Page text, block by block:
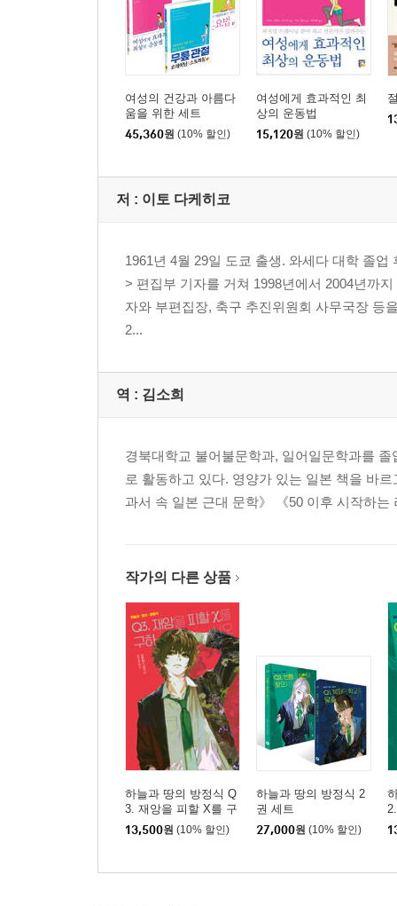
여성의 건강과 아름다
움을 위한 세트
45,360원 (10% 할인)
여성에게 효과적인 최
상의 운동법
15,120원 (10% 할인)
저 : 이토 다케히코
1961년 4월 29일 도쿄 출생. 와세다 대학 졸
> 편집부 기자를 거쳐 1998년에서 2004년까
자와 부편집장, 축구 추진위원회 사무국장 등
2...
역 : 김소희
경북대학교 불어불문학과, 일어일문학과를
로 활동하고 있다. 영양가 있는 일본 책을 바
과서 속 일본 근대 문학》 《50 이후 시작하
작가의 다른 상품
하늘과 땅의 방정식 Q
3. 재앙을 피할 X를 구
하시오
13,500원 (10% 할인)
하늘과 땅의 방정식 2
권 세트
27,000원 (10% 할인)